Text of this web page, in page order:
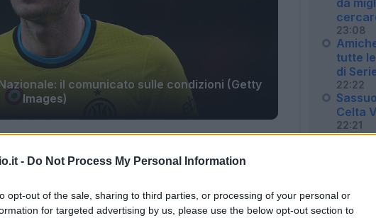
- Do Not Process My Personal Information
opt-out of the sale, sharing to third parties, or processing of your personal or
for targeted advertising by us, please use the below opt-out section to
il comunicato sulle condizioni (Getty
Images)
infatti, si è fermato per infortunio
di ieri
a causa di un problema
23:08
tutte
di
22:22
Celta
22:21